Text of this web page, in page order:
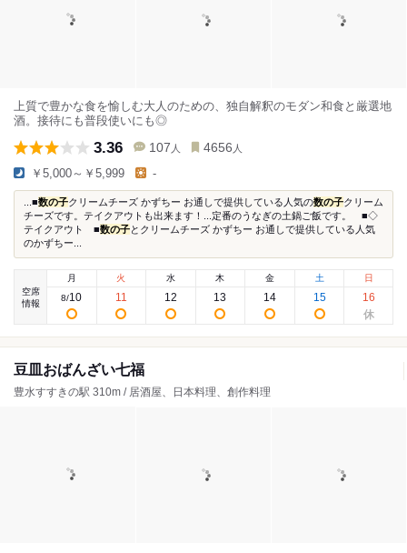
上質で豊かな食を愉しむ大人のための、独自解釈のモダン和食と厳選地
酒。接待にも普段使いにも◎
3.36 107 人 4656 人
￥5,000～￥5,999 -
...■数の子クリームチーズ かずちー お通しで提供している人気の数の子クリーム
チーズです。テイクアウトも出来ます！...定番のうなぎの土鍋ご飯です。 ■◇
テイクアウト ■数の子とクリームチーズ かずちー お通しで提供している人気
のかずちー...
空席
情報
月
8/10
火
11
水
12
木
13
金
14
土
15
日
16
豆皿おばんざい七福
豊水すすきの駅 310m / 居酒屋、日本料理、創作料理